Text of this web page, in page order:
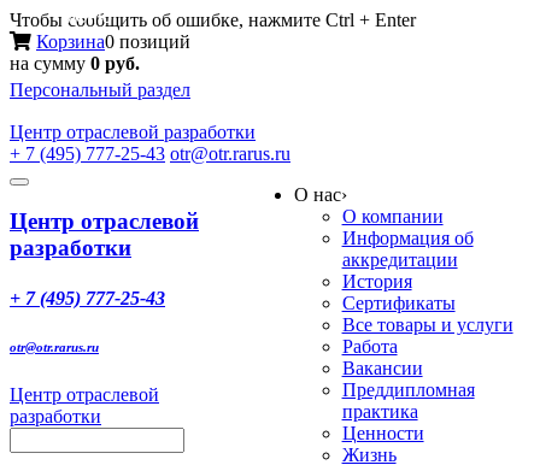
Чтобы сообщить об ошибке, нажмите Ctrl + Enter
Корзина0 позиций
на сумму 0 руб.
Персональный раздел
Центр отраслевой разработки
+ 7 (495) 777-25-43 otr@otr.rarus.ru
Toggle
Меню
Центр отраслевой
разработки
+ 7 (495) 777-25-43
otr@otr.rarus.ru
Центр отраслевой
разработки
О нас›
О компании
Информация об
аккредитации
История
Сертификаты
Все товары и услуги
Работа
Вакансии
Преддипломная
практика
Ценности
Жизнь